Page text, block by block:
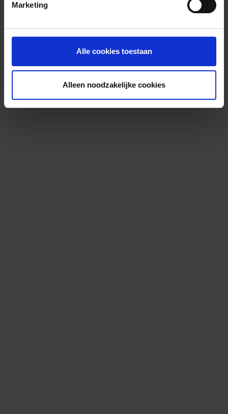
Marketing
Alle cookies toestaan
Alleen noodzakelijke cookies